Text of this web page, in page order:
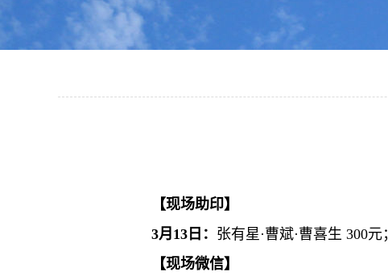
【现场助印】
3月13日： 张有星·曹斌·曹喜生 300
【现场微信】